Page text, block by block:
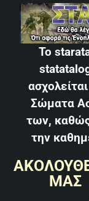
Το
Σώματα
των,
την
ΜΑΣ